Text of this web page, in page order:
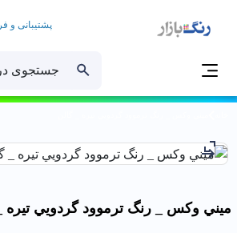
جستجوی در
پشتیبانی و
ميني وكس _ رنگ ترموود گردويي تيره